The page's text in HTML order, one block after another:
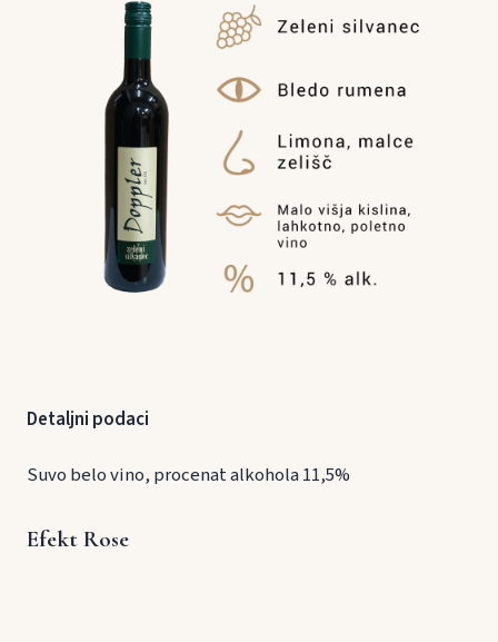
Detaljni podaci
Suvo belo vino, procenat alkohola 11,5%
Efekt Rose